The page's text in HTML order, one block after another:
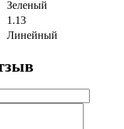
Зеленый
1.13
Линейный